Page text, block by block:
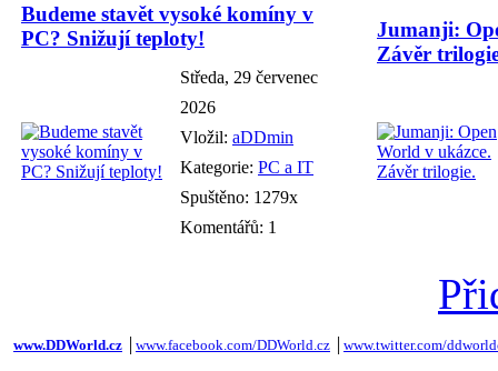
Budeme stavět vysoké komíny v
PC? Snižují teploty!
Středa, 29 červenec
2026
Vložil: aDDmin
Kategorie: PC a IT
Spuštěno: 1279x
Komentářů: 1
Jumanji:
Závěr
www.DDWorld.cz www.facebook.com/DDWorld.cz www.twitter.com/